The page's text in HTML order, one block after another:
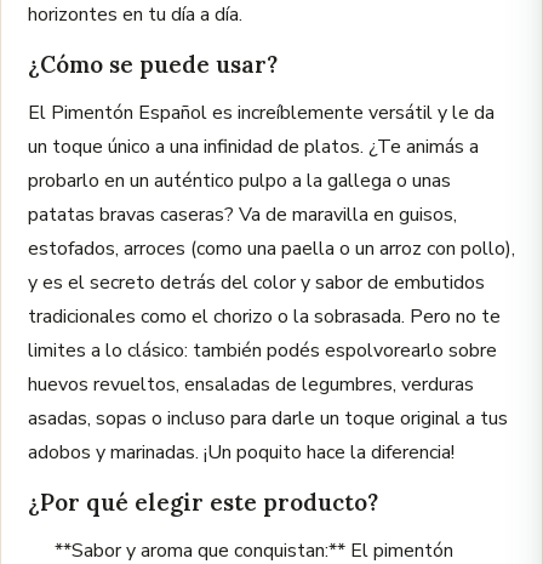
horizontes en tu día a día.
¿Cómo se puede usar?
El Pimentón Español es increíblemente versátil y le da
un toque único a una infinidad de platos. ¿Te animás a
probarlo en un auténtico pulpo a la gallega o unas
patatas bravas caseras? Va de maravilla en guisos,
estofados, arroces (como una paella o un arroz con pollo),
y es el secreto detrás del color y sabor de embutidos
tradicionales como el chorizo o la sobrasada. Pero no te
limites a lo clásico: también podés espolvorearlo sobre
huevos revueltos, ensaladas de legumbres, verduras
asadas, sopas o incluso para darle un toque original a tus
adobos y marinadas. ¡Un poquito hace la diferencia!
¿Por qué elegir este producto?
**Sabor y aroma que conquistan:** El pimentón